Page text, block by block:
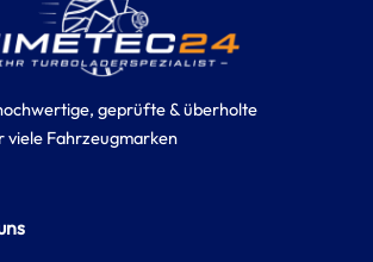
geprüfte & überholte
viele Fahrzeugmarken